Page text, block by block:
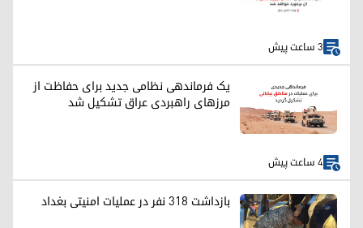
3 ساعت پیش
یک فرماندهی نظامی جدید برای حفاظت از
مرزهای راهبردی عراق تشکیل شد
4 ساعت پیش
بازداشت ۳۱۸ نفر در عملیات امنیتی بغداد